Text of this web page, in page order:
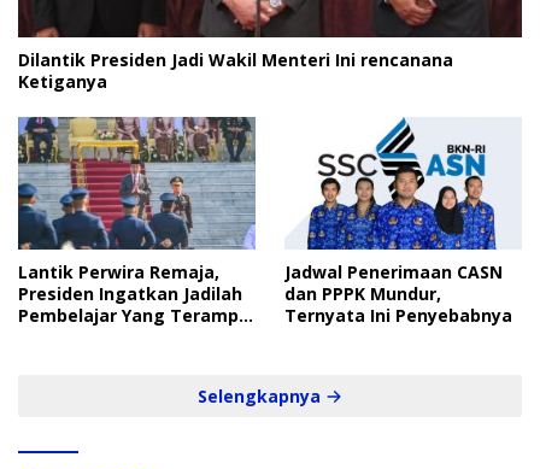
Dilantik Presiden Jadi Wakil Menteri Ini rencanana
Ketiganya
Lantik Perwira Remaja,
Presiden Ingatkan Jadilah
Pembelajar Yang Terampil
Jadwal Penerimaan CASN
dan PPPK Mundur,
Ternyata Ini Penyebabnya
Selengkapnya